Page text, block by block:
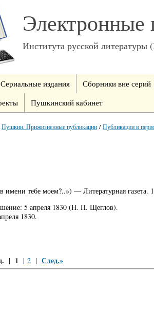
Электронные
Института русской
Сериальные издания
Сборники вне серий
Пушкинский кабинет
Пушкин. Прижизненные публикации /Публикации в
имени тебе моем?..») — Литературная
5 апреля 1830 (Н. П. Щеглов).
1830.
| 1 | 2 | След.»